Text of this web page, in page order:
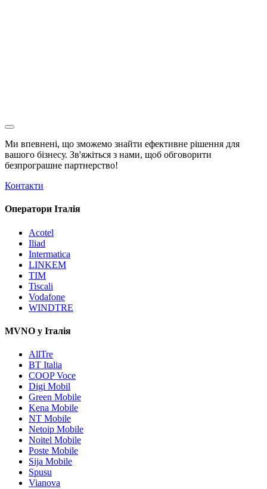
Ми впевнені, що зможемо знайти ефективне рішення для
вашого бізнесу. Зв'яжіться з нами, щоб обговорити
безпрограшне партнерство!
Контакти
Оператори Італія
Acotel
Iliad
Intermatica
LINKEM
TIM
Tiscali
Vodafone
WINDTRE
MVNO у Італія
AllTre
BT Italia
COOP Voce
Digi Mobil
Green Mobile
Kena Mobile
NT Mobile
Netoip Mobile
Noitel Mobile
Poste Mobile
Sija Mobile
Spusu
Vianova